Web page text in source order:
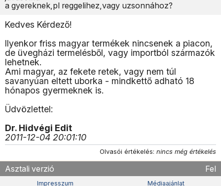
a gyereknek,pl reggelihez,vagy uzsonnához?
Kedves Kérdező!
Ilyenkor friss magyar termékek nincsenek a piacon,
de üvegházi termelésből, vagy importból származók
lehetnek.
Ami magyar, az fekete retek, vagy nem túl
savanyúan eltett uborka - mindkettő adható 18
hónapos gyermeknek is.
Üdvözlettel:
Dr. Hidvégi Edit
2011-12-04 20:01:10
Olvasói értékelés: nincs még értékelés
Asztali verzió Fel
Impresszum Médiaajánlat